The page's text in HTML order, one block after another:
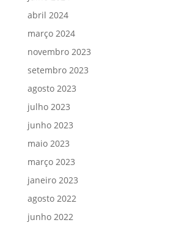
abril 2024
março 2024
novembro 2023
setembro 2023
agosto 2023
julho 2023
junho 2023
maio 2023
março 2023
janeiro 2023
agosto 2022
junho 2022